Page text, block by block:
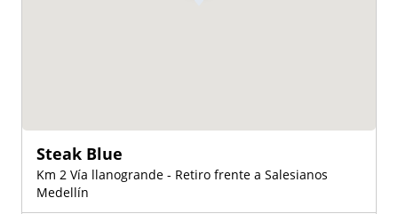
Steak Blue
Km 2 Vía llanogrande - Retiro frente a Salesianos
Medellín